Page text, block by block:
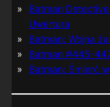
Batman
Uwertura
Batman: Wojna
Batman #445-
Batman: Śmierć